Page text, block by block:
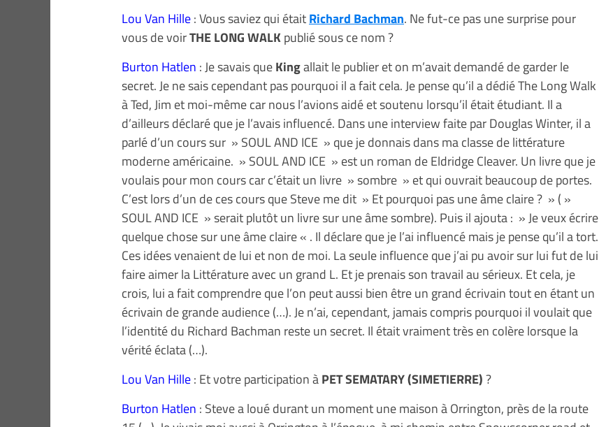
Lou Van Hille: Vous saviez qui étaitRichard Bachman. Ne fut-ce pas une surprise pour
vous de voirTHE LONG WALKpublié sous ce nom ?
Burton Hatlen : Je savais queKingallait le publier et on m’avait demandé de garder le
secret. Je ne sais cependant pas pourquoi il a fait cela. Je pense qu’il a dédié The Long Walk
à Ted, Jim et moi-même car nous l’avions aidé et soutenu lorsqu’il était étudiant. Il a
d’ailleurs déclaré que je l’avais influencé. Dans une interview faite par Douglas Winter, il a
parlé d’un cours sur » SOUL AND ICE » que je donnais dans ma classe de littérature
moderne américaine. » SOUL AND ICE » est un roman de Eldridge Cleaver. Un livre que je
voulais pour mon cours car c’était un livre » sombre » et qui ouvrait beaucoup de portes.
C’est lors d’un de ces cours que Steve me dit » Et pourquoi pas une âme claire ? » ( »
SOUL AND ICE » serait plutôt un livre sur une âme sombre). Puis il ajouta : » Je veux écrire
quelque chose sur une âme claire « . Il déclare que je l’ai influencé mais je pense qu’il a tort.
Ces idées venaient de lui et non de moi. La seule influence que j’ai pu avoir sur lui fut de lui
faire aimer la Littérature avec un grand L. Et je prenais son travail au sérieux. Et cela, je
crois, lui a fait comprendre que l’on peut aussi bien être un grand écrivain tout en étant un
écrivain de grande audience (…). Je n’ai, cependant, jamais compris pourquoi il voulait que
l’identité du Richard Bachman reste un secret. Il était vraiment très en colère lorsque la
vérité éclata (…).
Lou Van Hille: Et votre participation àPET SEMATARY (SIMETIERRE)?
Burton Hatlen : Steve a loué durant un moment une maison à Orrington, près de la route